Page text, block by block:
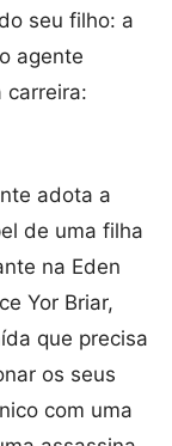
seu filho: a
agente
carreira:
adota a
de uma filha
na Eden
Yor Briar,
que precisa
os seus
com uma